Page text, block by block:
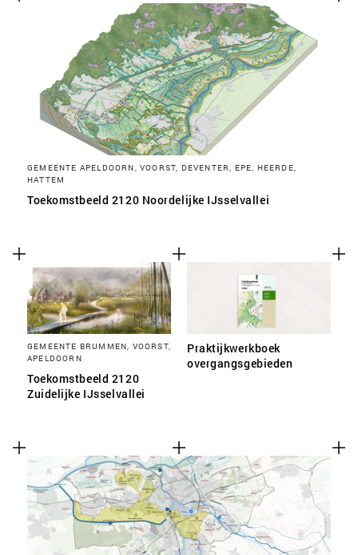
GEMEENTE APELDOORN, VOORST, DEVENTER, EPE, HEERDE,
HATTEM
Toekomstbeeld 2120 Noordelijke IJsselvallei
GEMEENTE BRUMMEN, VOORST,
APELDOORN
Toekomstbeeld 2120
Zuidelijke IJsselvallei
Praktijkwerkboek
overgangsgebieden
SLA VOORKEUREN OP